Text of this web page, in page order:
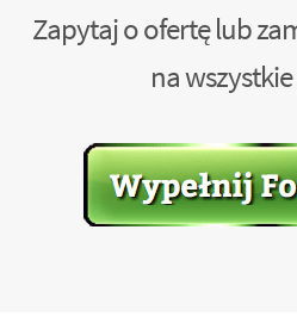
Zapytaj o ofertę lub
na